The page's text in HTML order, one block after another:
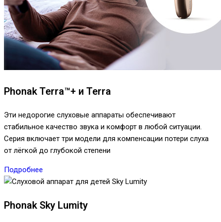
Phonak Terra™+ и Terra
Эти недорогие слуховые аппараты обеспечивают
стабильное качество звука и комфорт в любой ситуации.
Серия включает три модели для компенсации потери слуха
от лёгкой до глубокой степени
Подробнее
Phonak Sky Lumity